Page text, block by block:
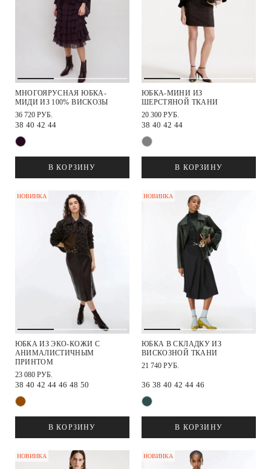
МНОГОЯРУСНАЯ ЮБКА-
МИДИ ИЗ 100% ВИСКОЗЫ
36 720 РУБ.
38 40 42 44
В КОРЗИНУ
ЮБКА-МИНИ ИЗ
ШЕРСТЯНОЙ ТКАНИ
20 300 РУБ.
38 40 42 44
В КОРЗИНУ
НОВИНКА
ЮБКА ИЗ ЭКО-КОЖИ С
АНИМАЛИСТИЧНЫМ
ПРИНТОМ
23 080 РУБ.
38 40 42 44 46 48 50
В КОРЗИНУ
НОВИНКА
ЮБКА В СКЛАДКУ ИЗ
ВИСКОЗНОЙ ТКАНИ
21 740 РУБ.
36 38 40 42 44 46
В КОРЗИНУ
НОВИНКА НОВИНКА